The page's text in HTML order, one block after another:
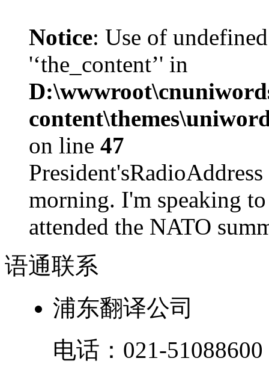
Notice: Use of
'‘the_content’' in
on line 47
morning. I'm speaking
attended the NATO
语通联系
浦东翻译公司
电话： 021-51088600